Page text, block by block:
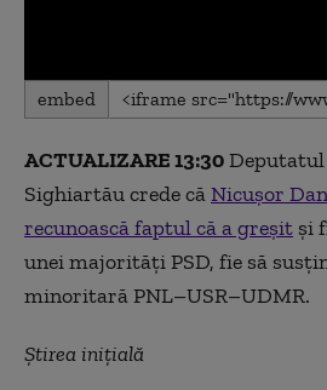
0
seconds
seconds
embed
ACTUALIZARE 13:30Deputatul
Sighiartău crede căNicușor
recunoască faptul că a greşit şi
unei majorităţi PSD, fie să
minoritară PNL–USR–UDMR.
Știrea inițială